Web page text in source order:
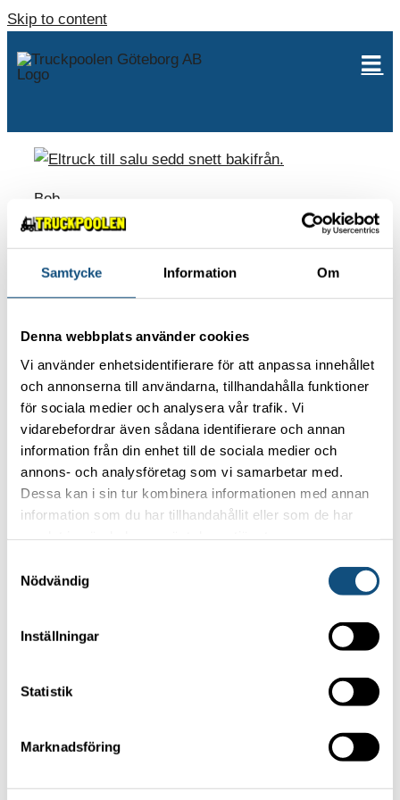
Samtycke Information Om
Denna webbplats använder cookies
Vi använder enhetsidentifierare för att anpassa innehållet
och annonserna till användarna, tillhandahålla funktioner
för sociala medier och analysera vår trafik. Vi
vidarebefordrar även sådana identifierare och annan
information från din enhet till de sociala medier och
annons- och analysföretag som vi samarbetar med.
Dessa kan i sin tur kombinera informationen med annan
information som du har tillhandahållit eller som de har
Nödvändig
Inställningar
Statistik
Marknadsföring
Skip to content
Bob
ABOUT US
Work with us
Privacy policy
OUR MOST POPULAR FORKLIFTS
Forklift 4-5 ton
Focus on your core business